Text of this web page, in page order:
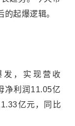
起爆逻辑。
发，实现营收
净利润11.05亿
亿元，同比